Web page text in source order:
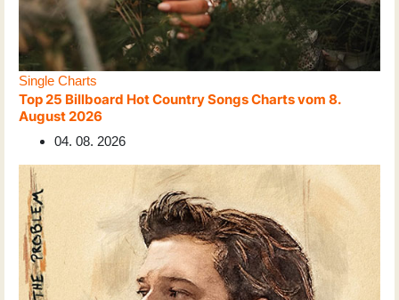
Single Charts
Top 25 Billboard Hot Country Songs Charts vom 8.
August 2026
04. 08. 2026